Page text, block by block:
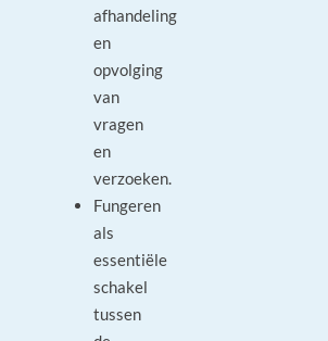
afhandeling
en
opvolging
van
vragen
en
verzoeken.
Fungeren
als
essentiële
schakel
tussen